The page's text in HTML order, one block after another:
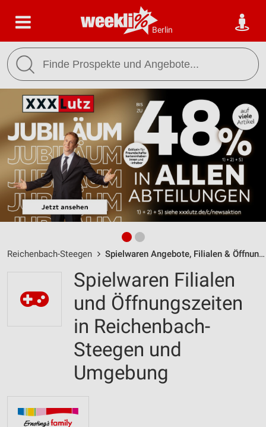
Berlin
Reichenbach-Steegen Spielwaren Angebote, Filialen & Öffnungszeiten
Spielwaren Filialen
und Öffnungszeiten
in Reichenbach-
Steegen und
Umgebung